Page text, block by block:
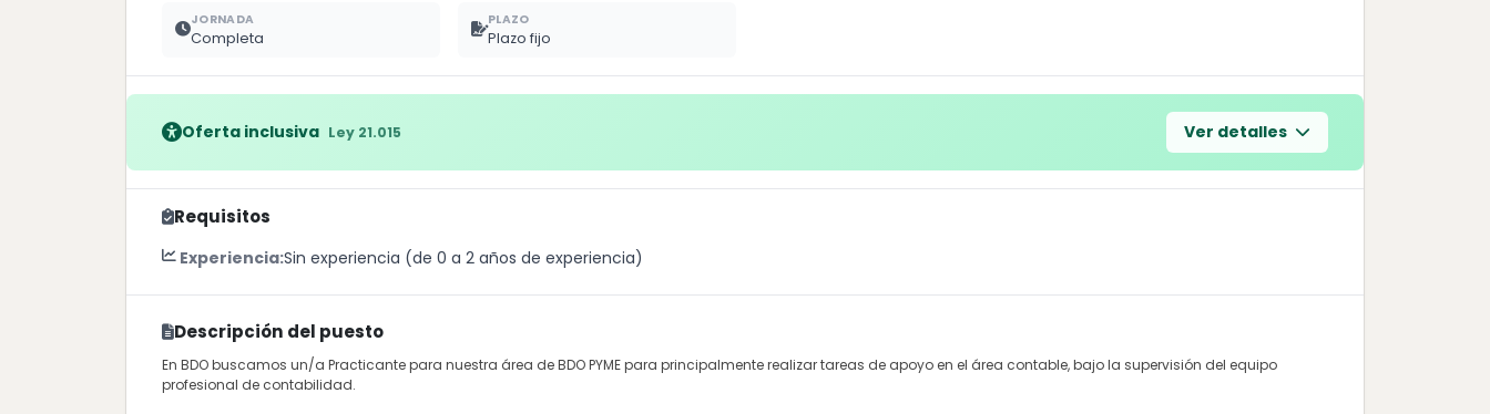
JORNADA
Completa
PLAZO
Plazo fijo
Oferta inclusiva Ley 21.015 Ver detalles
Requisitos
Experiencia:Sin experiencia (de 0 a 2 años de experiencia)
Descripción del puesto
En BDO buscamos un/a Practicante para nuestra área de BDO PYME para principalmente realizar tareas de apoyo en el área contable, bajo la supervisión del equipo
profesional de contabilidad.